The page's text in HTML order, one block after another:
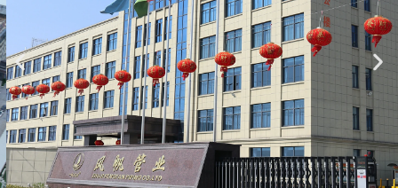
Previous
slide